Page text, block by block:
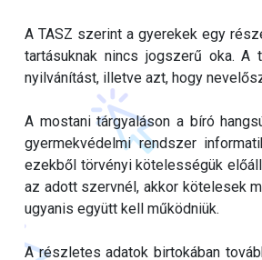
A TASZ szerint a gyerekek egy
tartásuknak nincs jogszerű oka.
nyilvánítást, illetve azt, hogy
A mostani tárgyaláson a bíró
gyermekvédelmi rendszer
ezekből törvényi kötelességük
az adott szervnél, akkor kötelesek
ugyanis együtt kell működniük.
A részletes adatok birtokában